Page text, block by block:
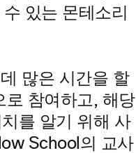
있는 몬테소리
많은 시간을 할
로 참여하고, 해당
를 알기 위해 사
School의 교사